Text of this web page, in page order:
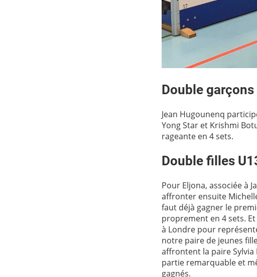
Double garçons
Jean Hugounenq
Yong Star et Krishmi
rageante en 4 sets.
Double filles
Pour Eljona, associée à
affronter ensuite
faut déjà gagner le
proprement en 4 sets.
à Londre pour
notre paire de jeunes
affrontent la paire Sylvia
partie remarquable et
gagnés.